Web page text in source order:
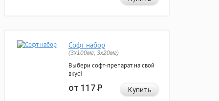
Софт набор
(3x100мг, 3x20мг)
Выбери софт-препарат на свой
вкус!
от 117Р Купить